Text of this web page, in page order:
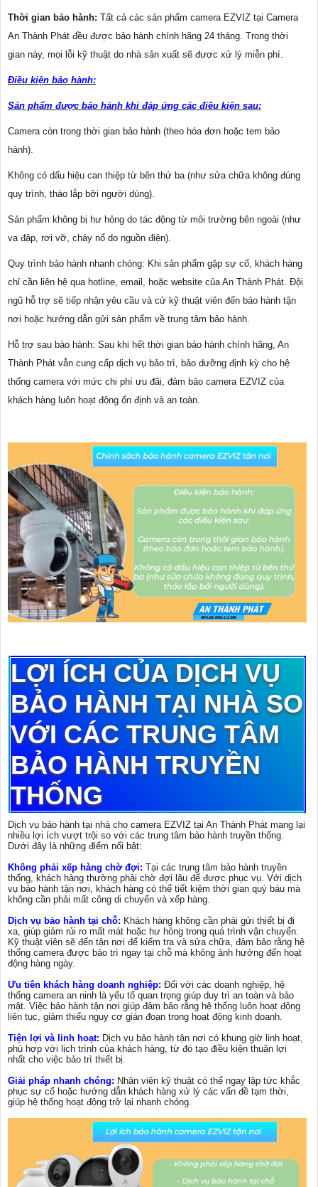
Thời gian bảo hành: Tất cả các sản phẩm camera EZVIZ tại Camera
An Thành Phát đều được bảo hành chính hãng 24 tháng. Trong thời
gian này, mọi lỗi kỹ thuật do nhà sản xuất sẽ được xử lý miễn phí.
Điều kiện bảo hành:
Sản phẩm được bảo hành khi đáp ứng các điều kiện sau:
Camera còn trong thời gian bảo hành (theo hóa đơn hoặc tem bảo
hành).
Không có dấu hiệu can thiệp từ bên thứ ba (như sửa chữa không đúng
quy trình, tháo lắp bởi người dùng).
Sản phẩm không bị hư hỏng do tác động từ môi trường bên ngoài (như
va đập, rơi vỡ, cháy nổ do nguồn điện).
Quy trình bảo hành nhanh chóng: Khi sản phẩm gặp sự cố, khách hàng
chỉ cần liên hệ qua hotline, email, hoặc website của An Thành Phát. Đội
ngũ hỗ trợ sẽ tiếp nhận yêu cầu và cử kỹ thuật viên đến bảo hành tận
nơi hoặc hướng dẫn gửi sản phẩm về trung tâm bảo hành.
Hỗ trợ sau bảo hành: Sau khi hết thời gian bảo hành chính hãng, An
Thành Phát vẫn cung cấp dịch vụ bảo trì, bảo dưỡng định kỳ cho hệ
thống camera với mức chi phí ưu đãi, đảm bảo camera EZVIZ của
khách hàng luôn hoạt động ổn định và an toàn.
LỢI ÍCH CỦA DỊCH VỤ
BẢO HÀNH TẠI NHÀ SO
VỚI CÁC TRUNG TÂM
BẢO HÀNH TRUYỀN
THỐNG
Dịch vụ bảo hành tại nhà cho camera EZVIZ tại An Thành Phát mang lại
nhiều lợi ích vượt trội so với các trung tâm bảo hành truyền thống.
Dưới đây là những điểm nổi bật:
Không phải xếp hàng chờ đợi: Tại các trung tâm bảo hành truyền
thống, khách hàng thường phải chờ đợi lâu để được phục vụ. Với dịch
vụ bảo hành tận nơi, khách hàng có thể tiết kiệm thời gian quý báu mà
không cần phải mất công di chuyển và xếp hàng.
Dịch vụ bảo hành tại chỗ: Khách hàng không cần phải gửi thiết bị đi
xa, giúp giảm rủi ro mất mát hoặc hư hỏng trong quá trình vận chuyển.
Kỹ thuật viên sẽ đến tận nơi để kiểm tra và sửa chữa, đảm bảo rằng hệ
thống camera được bảo trì ngay tại chỗ mà không ảnh hưởng đến hoạt
động hàng ngày.
Ưu tiên khách hàng doanh nghiệp: Đối với các doanh nghiệp, hệ
thống camera an ninh là yếu tố quan trọng giúp duy trì an toàn và bảo
mật. Việc bảo hành tận nơi giúp đảm bảo rằng hệ thống luôn hoạt động
liên tục, giảm thiểu nguy cơ gián đoạn trong hoạt động kinh doanh.
Tiện lợi và linh hoạt: Dịch vụ bảo hành tận nơi có khung giờ linh hoạt,
phù hợp với lịch trình của khách hàng, từ đó tạo điều kiện thuận lợi
nhất cho việc bảo trì thiết bị.
Giải pháp nhanh chóng: Nhân viên kỹ thuật có thể ngay lập tức khắc
phục sự cố hoặc hướng dẫn khách hàng xử lý các vấn đề tạm thời,
giúp hệ thống hoạt động trở lại nhanh chóng.